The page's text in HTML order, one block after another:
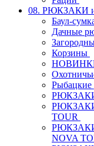
08. РЮКЗАКИ
Баул-
Дачные
Корзины
Рыбацкие
TOUR
NOVA